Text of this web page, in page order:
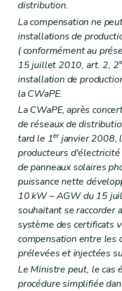
distribution.
La compensation ne
installations de
(conformément au
15 juillet 2010, art. 2,
installation de
la CWaPE.
La CWaPE, après
de réseaux de
tard le 1erjanvier 2008,
producteurs
de panneaux solaires
puissance nette
10 kW– AGW du 15
souhaitant se raccorder
système des certificats
compensation entre les
prélevées et injectées
Le Ministre peut, le cas
procédure simplifiée